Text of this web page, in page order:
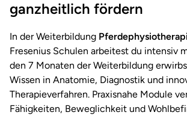
ganzheitlich fördern
In der Weiterbildung
Fresenius Schulen arbeitest du intensiv
den 7 Monaten der Weiterbildung
Wissen in Anatomie, Diagnostik und
Therapieverfahren. Praxisnahe Module
Fähigkeiten, Beweglichkeit und